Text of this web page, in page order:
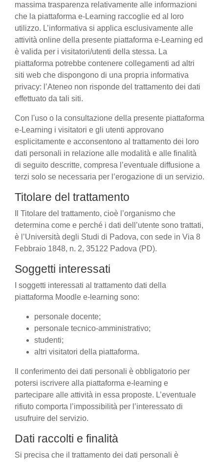
massima trasparenza relativamente alle informazioni
che la piattaforma e-Learning raccoglie ed al loro
utilizzo. L’informativa si applica esclusivamente alle
attività online della presente piattaforma e-Learning ed
è valida per i visitatori/utenti della stessa. La
piattaforma potrebbe contenere collegamenti ad altri
siti web che dispongono di una propria informativa
privacy: l’Ateneo non risponde del trattamento dei dati
effettuato da tali siti.
Con l'uso o la consultazione della presente piattaforma
e-Learning i visitatori e gli utenti approvano
esplicitamente e acconsentono al trattamento dei loro
dati personali in relazione alle modalità e alle finalità
di seguito descritte, compresa l’eventuale diffusione a
terzi solo se necessaria per l’erogazione di un servizio.
Titolare del trattamento
Il Titolare del trattamento, cioè l’organismo che
determina come e perché i dati dell’utente sono trattati,
è l’Università degli Studi di Padova, con sede in Via 8
Febbraio 1848, n. 2, 35122 Padova (PD).
Soggetti interessati
I soggetti interessati al trattamento dati della
piattaforma Moodle e-learning sono:
personale docente;
personale tecnico-amministrativo;
studenti;
altri visitatori della piattaforma.
Il conferimento dei dati personali è obbligatorio per
potersi iscrivere alla piattaforma e-learning e
partecipare alle attività in essa proposte. L’eventuale
rifiuto comporta l’impossibilità per l’interessato di
usufruire del servizio.
Dati raccolti e finalità
Si precisa che il trattamento dei dati personali è